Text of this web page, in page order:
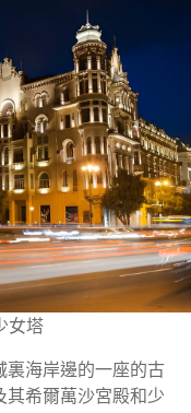
女塔
裏海岸邊的一座的古
其希爾萬沙宮殿和少